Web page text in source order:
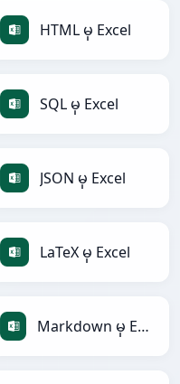
HTML မှ Excel
SQL မှ Excel
JSON မှ Excel
LaTeX မှ Excel
Markdown မှ Excel